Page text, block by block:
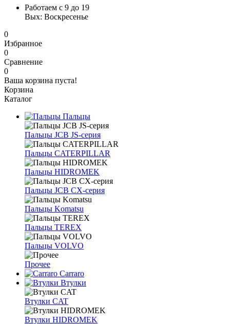
Работаем с 9 до 19
Вых: Воскресенье
0
Избранное
0
Сравнение
0
Ваша корзина пуста!
Корзина
Каталог
Пальцы
Пальцы JCB JS-серия
Пальцы CATERPILLAR
Пальцы HIDROMEK
Пальцы JCB CX-серия
Пальцы Komatsu
Пальцы TEREX
Пальцы VOLVO
Прочее
Carraro
Втулки
Втулки CAT
Втулки HIDROMEK